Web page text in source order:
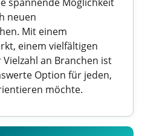
neuen
Mit einem
einem vielfältigen
an Branchen ist
Option für jeden,
möchte.